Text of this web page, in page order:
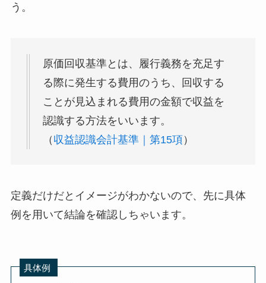
う。
原価回収基準とは、履行義務を充足す
る際に発生する費用のうち、回収する
ことが見込まれる費用の金額で収益を
認識する方法をいいます。
（ 収益認識会計基準｜第15項）
定義だけだとイメージがわかないので、先に具体
例を用いて結論を確認しちゃいます。
具体例